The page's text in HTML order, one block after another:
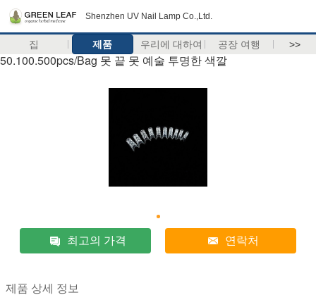
Shenzhen UV Nail Lamp Co.,Ltd.
집 제품 우리에 대하여 공장 여행 >>
50.100.500pcs/Bag 못 끝 못 예술 투명한 색깔
최고의 가격 연락처
제품 상세 정보